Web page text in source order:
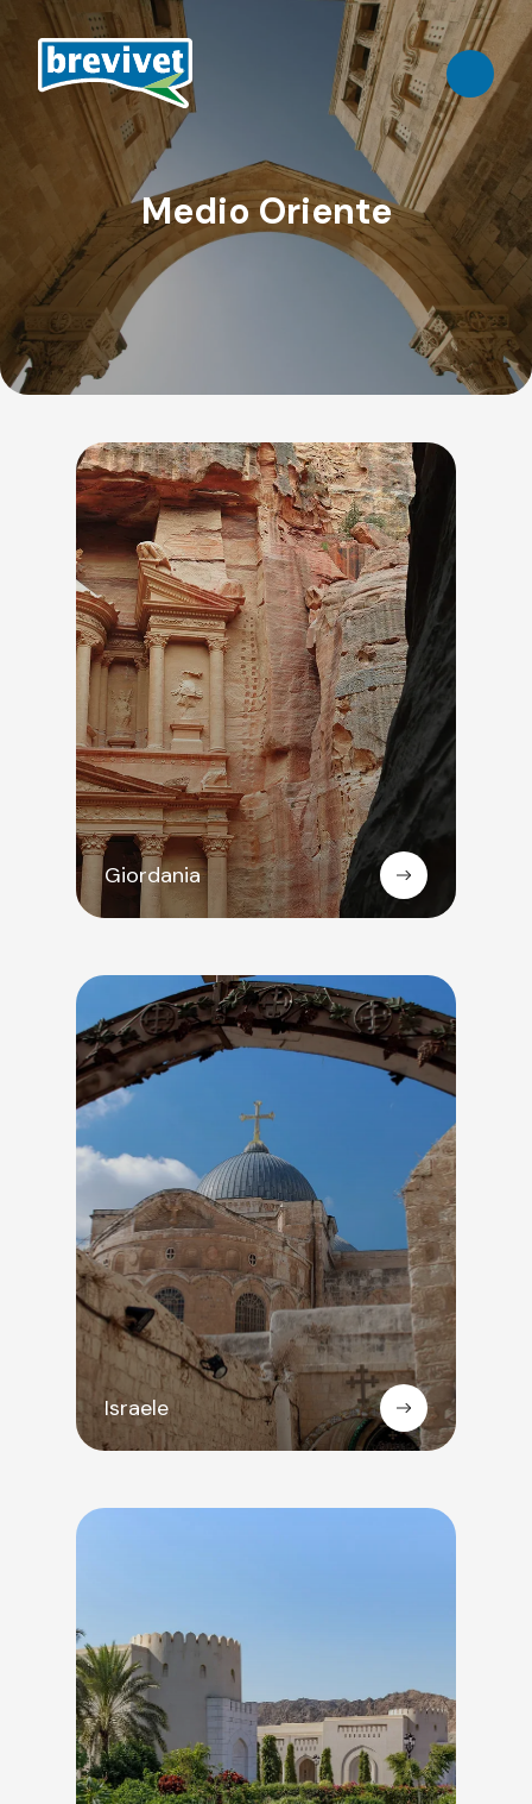
Medio Oriente
Giordania
Israele